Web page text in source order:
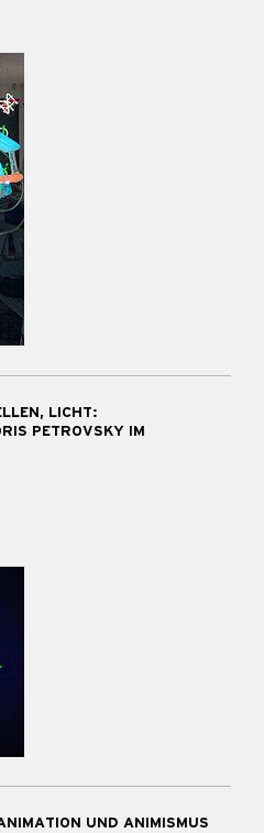
LICHT:
PETROVSKY IM
UND ANIMISMUS